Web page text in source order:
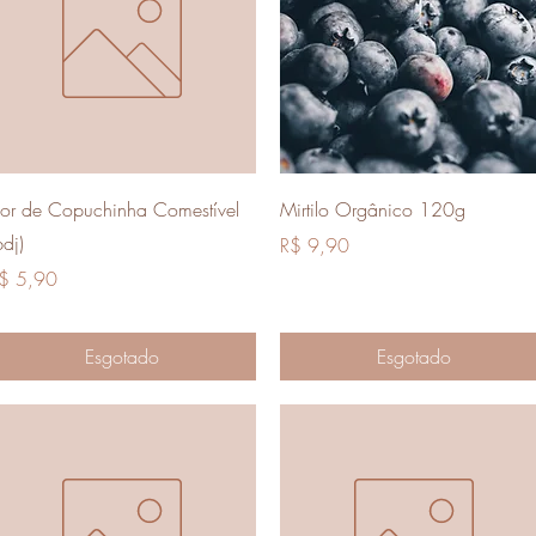
Visualização rápida
de Copuchinha Comestível
5,90
Esgotado
Visualização rápida
Mirtilo Orgânico 120g
Preço
R$ 9,90
Esgotado